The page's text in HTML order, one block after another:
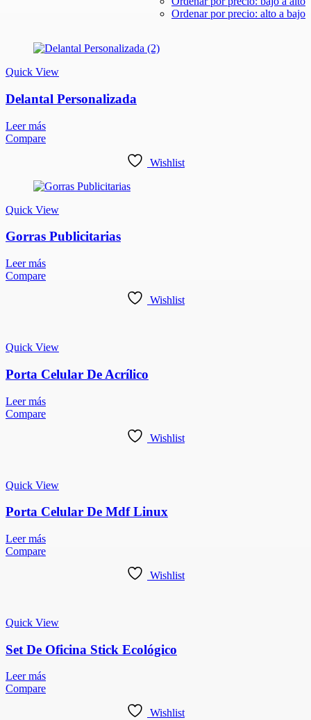
Ordenar por precio: alto a bajo
Quick View
Delantal Personalizada
Leer más
Compare
Wishlist
Quick View
Gorras Publicitarias
Leer más
Compare
Wishlist
Quick View
Porta Celular De Acrílico
Leer más
Compare
Wishlist
Quick View
Porta Celular De Mdf Linux
Leer más
Compare
Wishlist
Quick View
Set De Oficina Stick Ecológico
Leer más
Compare
Wishlist